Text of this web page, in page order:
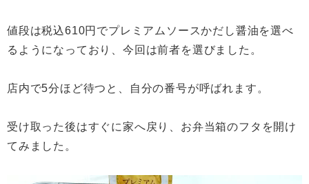
値段は税込610円でプレミアムソースかだし醤油を選べ
るようになっており、今回は前者を選びました。
店内で5分ほど待つと、自分の番号が呼ばれます。
受け取った後はすぐに家へ戻り、お弁当箱のフタを開け
てみました。